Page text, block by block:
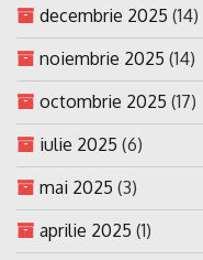
decembrie 2025 (14)
noiembrie 2025 (14)
octombrie 2025 (17)
iulie 2025 (6)
mai 2025 (3)
aprilie 2025 (1)